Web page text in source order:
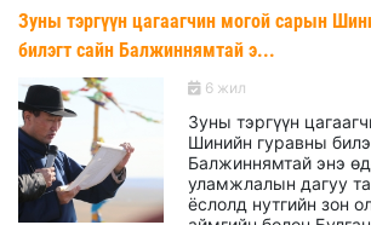
Зуны тэргүүн цагаагчин могой сарын
билэгт сайн Балжиннямтай э...
6 жил
Зуны тэргүүн
Шинийн гуравны
Балжиннямтай энэ
уламжлалын дагуу
ёслолд нутгийн зон